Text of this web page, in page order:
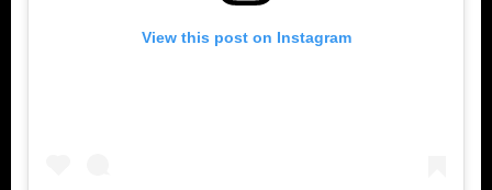
View this post on Instagram